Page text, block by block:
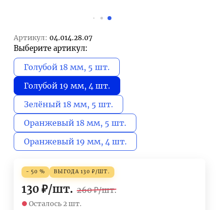
Артикул: 04.014.28.07
Выберите артикул:
Голубой 18 мм, 5 шт.
Голубой 19 мм, 4 шт.
Зелёный 18 мм, 5 шт.
Оранжевый 18 мм, 5 шт.
Оранжевый 19 мм, 4 шт.
- 50 % ВЫГОДА 130 ₽/ШТ.
130 ₽/шт. 260 ₽/шт.
Осталось 2 шт.